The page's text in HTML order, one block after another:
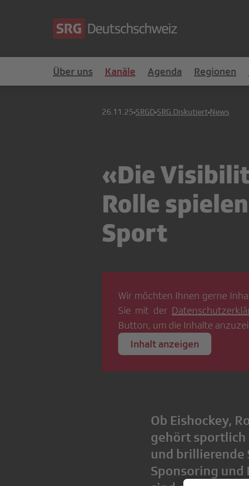
Über uns Kanäle Agenda Regionen
26.11.25 SRGD SRG.Diskutiert News
«Die
Rolle
Sport
Wir möchten Ihnen gerne
Sie mit der
Button, um die Inhalte
Inhalt anzeigen
Ob Eishockey,
gehört sportlich
und
Sponsoring und